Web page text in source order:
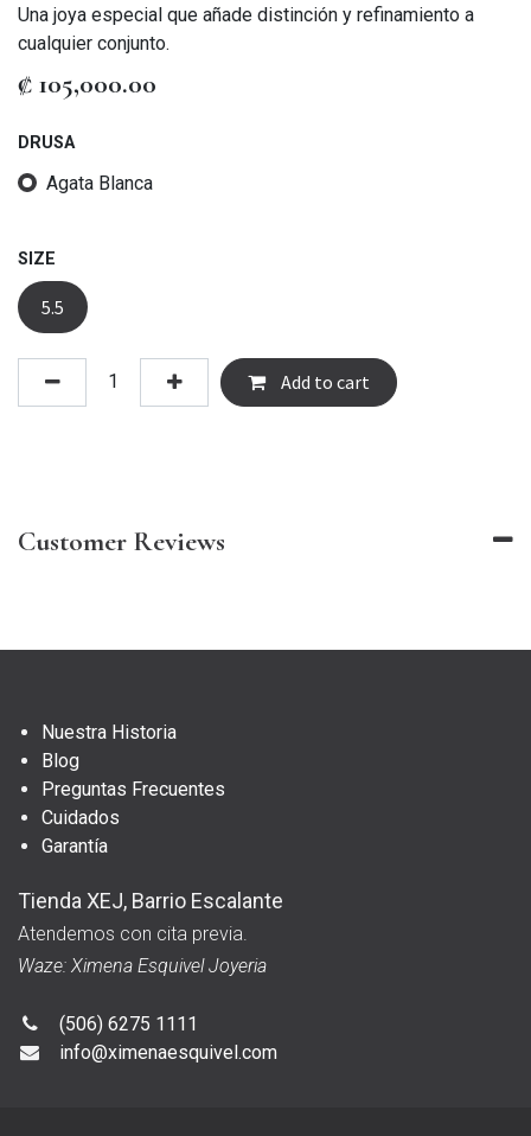
Una joya especial que añade distinción y refinamiento a
cualquier conjunto.
₡ 105,000.00
DRUSA
Agata Blanca
SIZE
5.5
Add to cart
Customer Reviews
Nuestra Historia
Blog
Preguntas Frecuentes
Cuidados
Garantía
Tienda XEJ, Barrio Escalante
Atendemos con cita previa.
Waze: Ximena Esquivel Joyeria
(506) 6275 1111
info@ximenaesquivel.com